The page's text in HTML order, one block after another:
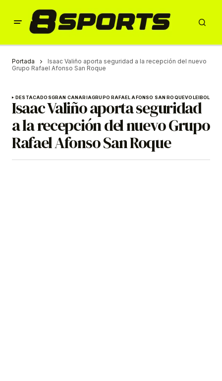
Portada
Isaac Valiño aporta seguridad a la recepción del nuevo
Grupo Rafael Afonso San Roque
DESTACADOSGRAN CANARIAGRUPO RAFAEL AFONSO SAN ROQUEVOLEIBOL
Isaac Valiño aporta seguridad
a la recepción del nuevo Grupo
Rafael Afonso San Roque